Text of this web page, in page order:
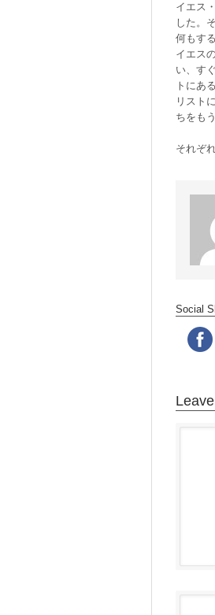
イエス
した。
何もす
イエス
い、す
トにあ
リスト
ちをも
それぞ
Social